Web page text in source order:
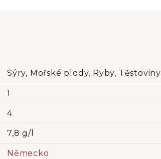
Sýry, Mořské plody, Ryby, Těstoviny
1
4
7,8 g/l
Německo